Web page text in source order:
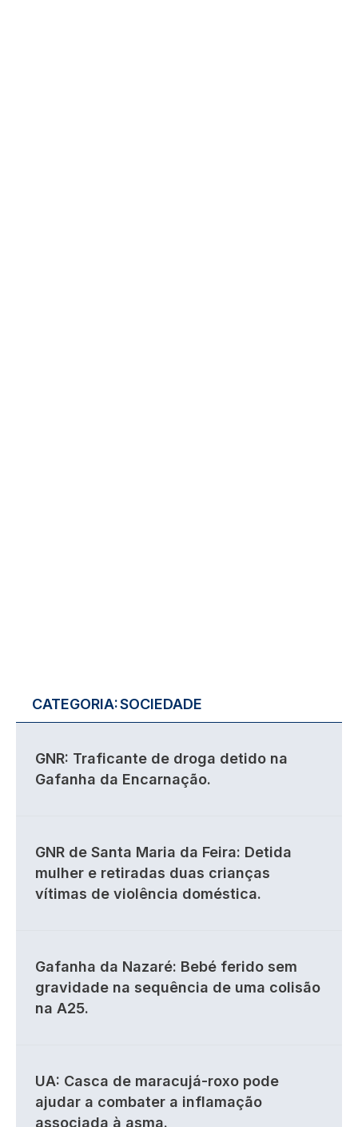
CATEGORIA:SOCIEDADE
GNR: Traficante de droga detido na
Gafanha da Encarnação.
GNR de Santa Maria da Feira: Detida
mulher e retiradas duas crianças
vítimas de violência doméstica.
Gafanha da Nazaré: Bebé ferido sem
gravidade na sequência de uma colisão
na A25.
UA: Casca de maracujá-roxo pode
ajudar a combater a inflamação
associada à asma.